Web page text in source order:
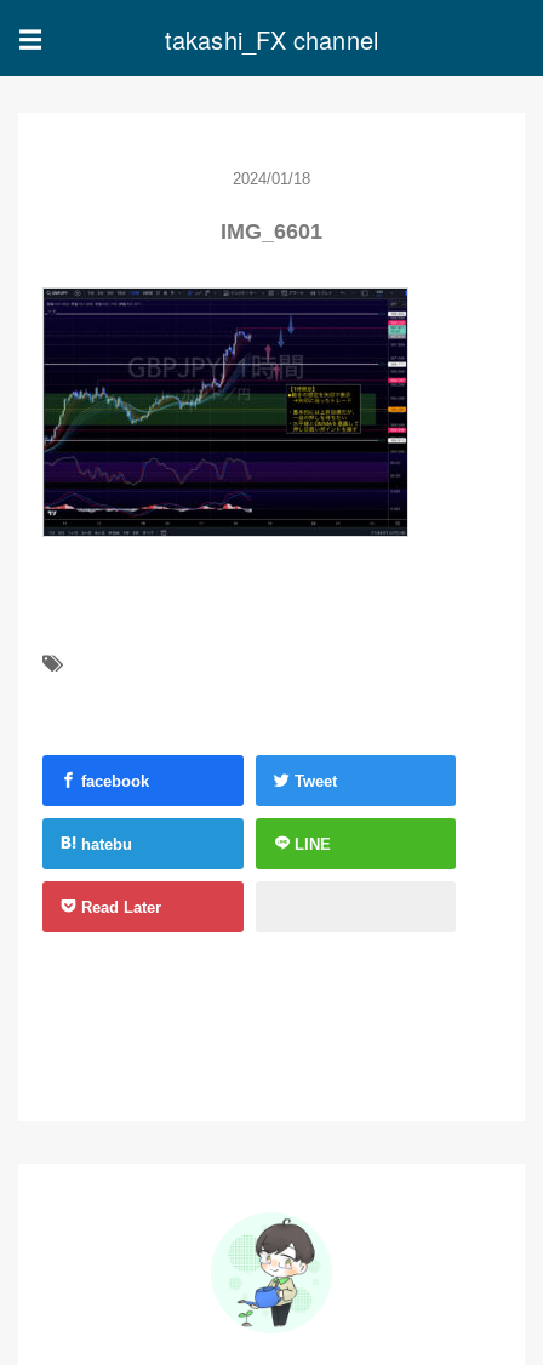
☰ takashi_FX channel
2024/01/18
IMG_6601
facebook Tweet
hatebu LINE
Read Later